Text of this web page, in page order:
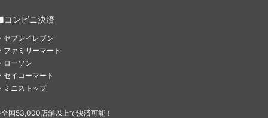
コンビニ決済
・セブンイレブン
・ファミリーマート
・ローソン
・セイコーマート
・ミニストップ
国53,000店舗以上で決済可能！